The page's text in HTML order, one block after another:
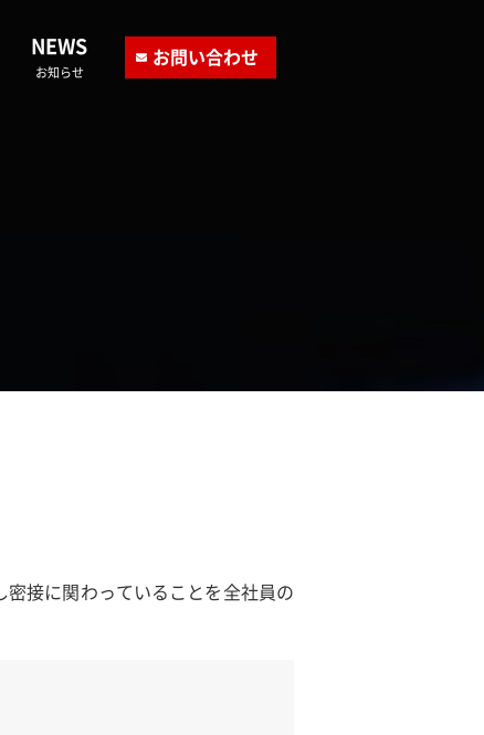
NEWS
お知らせ
お問い合わせ
接に関わっていることを全社員の